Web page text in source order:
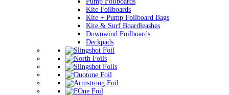
Kite Foilboards
Kite + Pump Foilboard Bags
Kite & Surf Boardleashes
Downwind Foilboards
Deckpads